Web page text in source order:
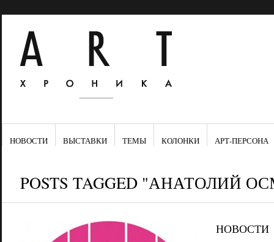
НОВОСТИ ВЫСТАВКИ ТЕМЫ КОЛОНКИ АРТ-ПЕРСОНА
POSTS TAGGED "АНАТОЛИЙ
НОВОСТИ